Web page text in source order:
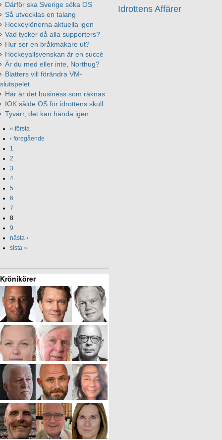
Idrottens Affärer
Därför ska Sverige söka OS
Så utvecklas en talang
Hockeylönerna aktuella igen
Vad tycker då alla supporters?
Hur ser en bråkmakare ut?
Hockeyallsvenskan är en succé
Är du med eller inte, Northug?
Blatters vill förändra VM-
slutspelet
Här är det business som räknas
IOK sålde OS för idrottens skull
Tyvärr, det kan hända igen
« första
‹ föregående
1
2
3
4
5
6
7
8
9
nästa ›
sista »
Krönikörer